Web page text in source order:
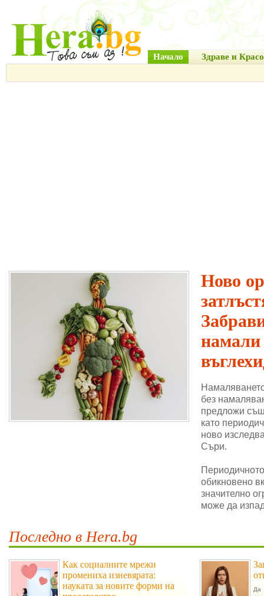
Начало Здраве и
Ново
намали
без
предложи
като
ново
Съри.
обикновено
значително
може да
Последно в Hera.bg
Как социалните мрежи
промениха изневярата:
науката за новите форми на
Да